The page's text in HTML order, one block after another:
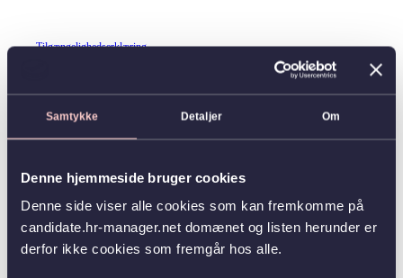
Samtykke Detaljer Om
Denne hjemmeside bruger cookies
Denne side viser alle cookies som kan fremkomme på
candidate.hr-manager.net domænet og listen herunder er
derfor ikke cookies som fremgår hos alle.
Tilgængelighedserklæring